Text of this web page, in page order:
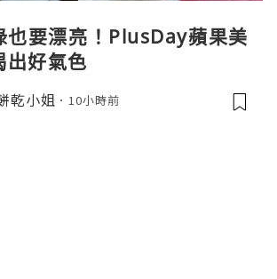
也要漂亮！PlusDay蘋果美
出好氣色
乾小姐 10小時前